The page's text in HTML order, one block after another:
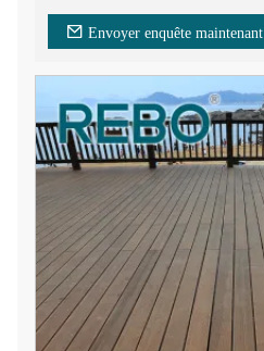
Envoyer enquête maintenant